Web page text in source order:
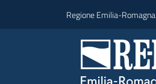
Regione Emilia-Romagna